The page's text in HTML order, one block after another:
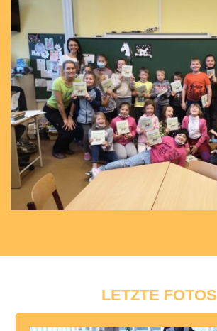
LETZTE FOTOS